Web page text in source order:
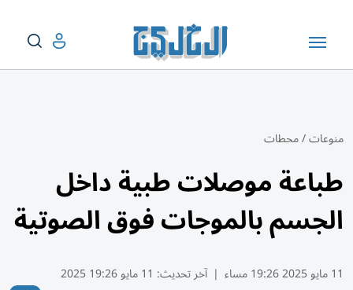
منوعات/محطات
طباعة موصلات طبية داخل
الجسم بالموجات فوق الصوتية
11 مايو 2025 19:26 مساء | آخر تحديث: 11 مايو 19:26 2025